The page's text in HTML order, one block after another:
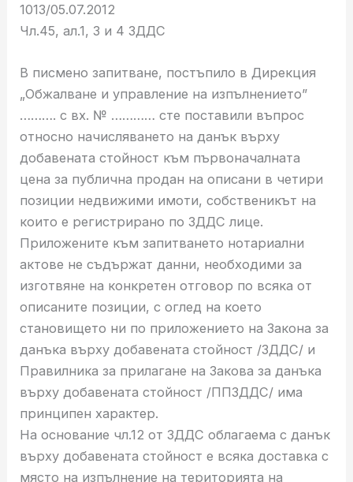
1013/05.07.2012
Чл.45, ал.1, 3 и 4 ЗДДС
В писмено запитване, постъпило в Дирекция
„Обжалване и управление на изпълнението”
………. с вх. № ………… сте поставили въпрос
относно начисляването на данък върху
добавената стойност към първоначалната
цена за публична продан на описани в четири
позиции недвижими имоти, собственикът на
които е регистрирано по ЗДДС лице.
Приложените към запитването нотариални
актове не съдържат данни, необходими за
изготвяне на конкретен отговор по всяка от
описаните позиции, с оглед на което
становището ни по приложението на Закона за
данъка върху добавената стойност /ЗДДС/ и
Правилника за прилагане на Закова за данъка
върху добавената стойност /ППЗДДС/ има
принципен характер.
На основание чл.12 от ЗДДС облагаема с данък
върху добавената стойност е всяка доставка с
място на изпълнение на територията на